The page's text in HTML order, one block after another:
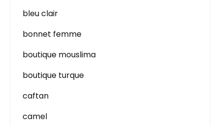
bleu clair
bonnet femme
boutique mouslima
boutique turque
caftan
camel